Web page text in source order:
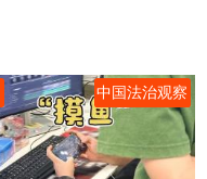
中国法治观察